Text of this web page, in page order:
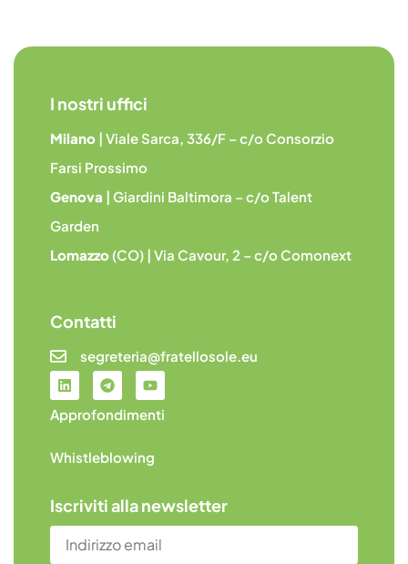
I nostri uffici
Milano | Viale Sarca, 336/F – c/o Consorzio
Farsi Prossimo
Genova | Giardini Baltimora – c/o Talent
Garden
Lomazzo (CO) | Via Cavour, 2 – c/o Comonext
Contatti
segreteria@fratellosole.eu
Approfondimenti
Whistleblowing
Iscriviti alla newsletter